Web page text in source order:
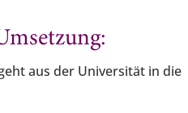
aus der Universität in die